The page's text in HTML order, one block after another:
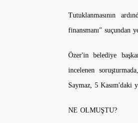
Tutuklanmasının
finansmanı" suçundan
Özer'in belediye
incelenen
Saymaz, 5 Kasım'daki
NE OLMUŞTU?